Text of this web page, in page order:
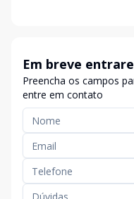
Em breve
Preencha os campos
entre em contato